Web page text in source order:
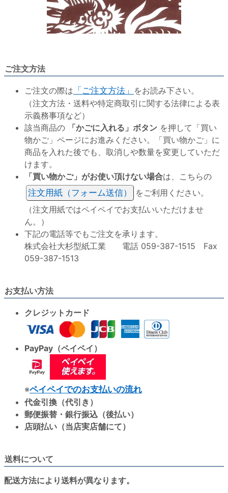
ご注文方法
ご注文の際は 「ご注文方法」 をお読み下さい。
（注文方法・送料や特定商取引に関する法律による表
示義務事項など）
該当商品の
「かごに入れる」ボタン を押して「買い
物かご」ページにお進みください。「買い物かご」に
商品を入れた後でも、取消しや数量を変更していただ
けます。
「買い物かご」がお使い頂けない場合は、こちらの
注文用紙（フォーム送信）
をご利用ください。
（注文用紙ではペイペイでお支払いいただけませ
ん。）
下記の電話等でもご注文を承ります。
株式会社大杉型紙工業 電話 059-387-1515 Fax
059-387-1513
お支払い方法
クレジットカード
PayPay（ペイペイ）
※ペイペイでのお支払いの流れ
代金引換（代引き）
郵便振替・銀行振込（後払い）
店頭払い（当店実店舗にて）
送料について
配送方法により送料が異なります。